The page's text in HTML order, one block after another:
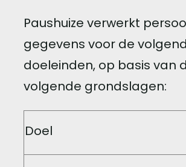
Paushuize verwerkt
gegevens voor de
doeleinden, op basis van
volgende grondslagen:
Doel